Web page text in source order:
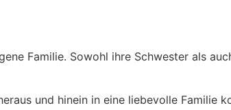
Familie. Sowohl ihre Schwester als
und hinein in eine liebevolle Familie